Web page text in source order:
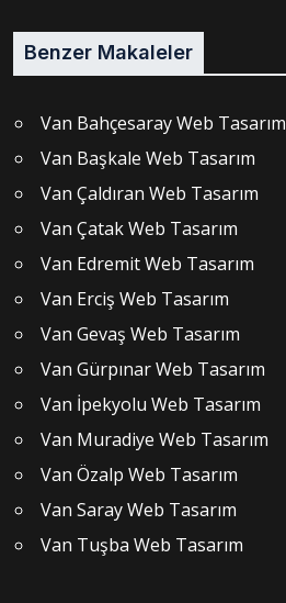
Benzer Makaleler
Van Bahçesaray Web Tasarım
Van Başkale Web Tasarım
Van Çaldıran Web Tasarım
Van Çatak Web Tasarım
Van Edremit Web Tasarım
Van Erciş Web Tasarım
Van Gevaş Web Tasarım
Van Gürpınar Web Tasarım
Van İpekyolu Web Tasarım
Van Muradiye Web Tasarım
Van Özalp Web Tasarım
Van Saray Web Tasarım
Van Tuşba Web Tasarım